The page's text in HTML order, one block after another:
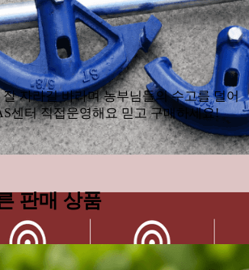
자라길 바라며 농부님들의 수고를 덜어
센터 직접운영해요 믿고 구매하세요!
판매 상품